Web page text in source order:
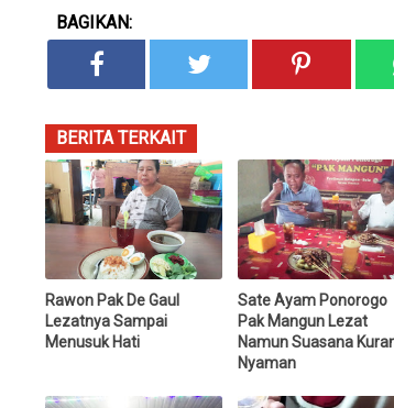
BAGIKAN:
BERITA TERKAIT
Rawon Pak De Gaul
Lezatnya Sampai
Menusuk Hati
Sate Ayam Ponorogo
Pak Mangun Lezat
Namun Suasana
Nyaman